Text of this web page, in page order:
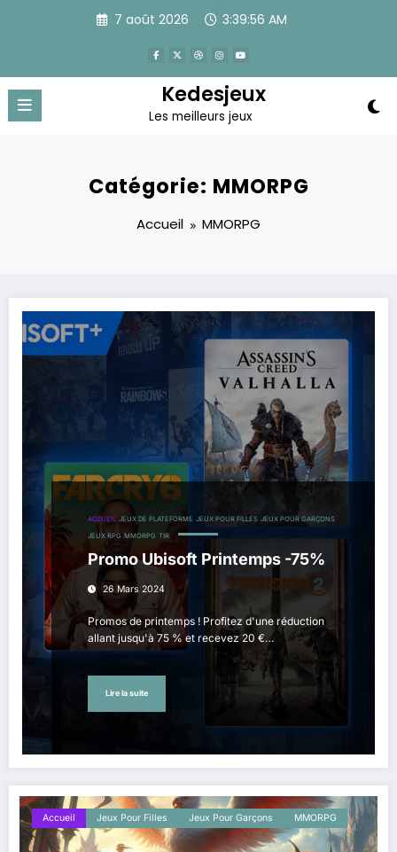
7 août 2026 3:39:57 AM
Kedesjeux
Les meilleurs jeux
Catégorie: MMORPG
Accueil MMORPG
ACCUEIL JEUX DE PLATEFORME JEUX POUR FILLES JEUX POUR GARÇONS
JEUX RPG MMORPG TIR
Promo Ubisoft Printemps -75%
26 Mars 2024
Promos de printemps ! Profitez d'une réduction
allant jusqu'à 75 % et recevez 20 €…
Lire la suite
Accueil Jeux Pour Filles Jeux Pour Garçons MMORPG